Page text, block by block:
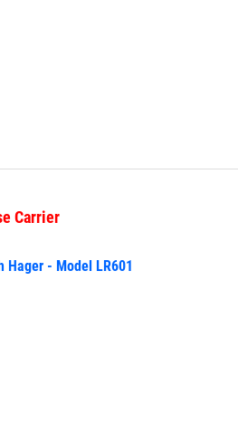
Carrier
Hager - Model LR601